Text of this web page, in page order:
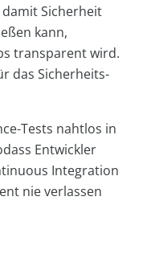
Sicherheit
kann,
transparent wird.
das Sicherheits-
Tests nahtlos in
Entwickler
Integration
nie verlassen